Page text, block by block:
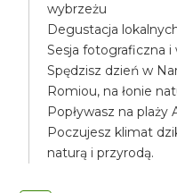
wybrzeżu
Degustacja
Sesja fotograficzna i
Spędzisz dzień w
Romiou, na łonie
Popływasz na plaży
Poczujesz klimat
naturą i przyrodą.